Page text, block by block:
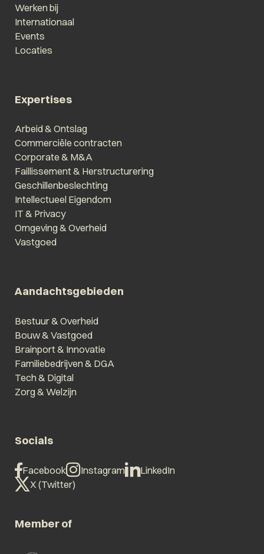
Werken bij
Internationaal
Events
Locaties
Expertises
Arbeid & Ontslag
Commerciële contracten
Corporate & M&A
Faillissement & Herstructurering
Geschillenbeslechting
Intellectueel Eigendom
IT & Privacy
Omgeving & Overheid
Vastgoed
Aandachtsgebieden
Bestuur & Overheid
Bouw & Vastgoed
Brainport & Innovatie
Familiebedrijven & DGA
Tech & Digital
Zorg & Welzijn
Socials
Facebook Instagram
LinkedIn
X (Twitter)
Member of